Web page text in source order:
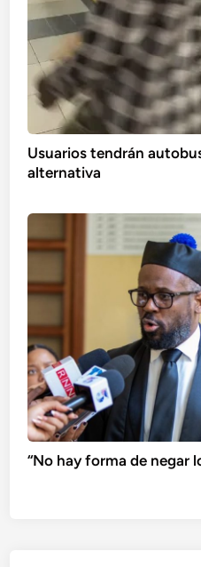
Usuarios tendrán
alternativa
“No hay forma de negar